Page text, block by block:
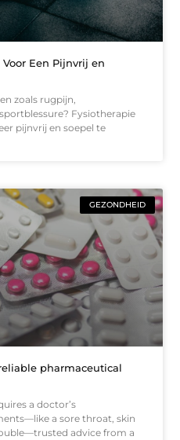
Een Pijnvrij en
zoals rugpijn,
Fysiotherapie
pijnvrij en soepel te
GEZONDHEID
pharmaceutical
a doctor’s
a sore throat, skin
advice from a